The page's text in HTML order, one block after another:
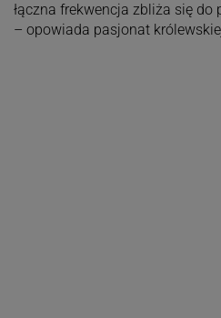
łączna frekwencja zbliża się
– opowiada pasjonat